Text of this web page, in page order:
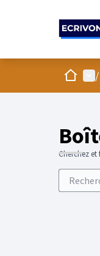
Accueil/
Cherchez et